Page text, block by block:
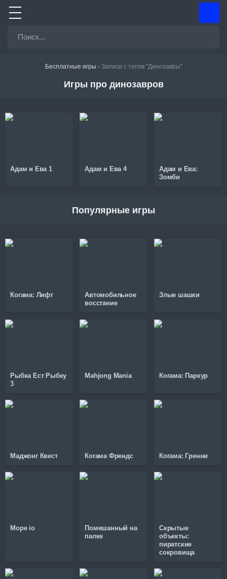
Бесплатные игры › Записи с тегом "Динозавры"
Игры про динозавров
Адам и Ева 1 Адам и Ева 4
Адам и Ева:
Зомби
Популярные игры
Когама: Лифт
Автомобильное
восстание
Злые шашки
Рыбка Ест Рыбку
3
Mahjong Mania Когама: Паркур
Маджонг Квест Когама Френдс Когама: Гренни
Mope io
Помешанный на
палке
Скрытые
объекты:
пиратские
сокровища